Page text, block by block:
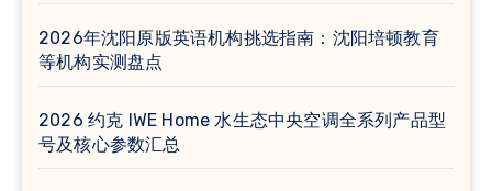
2026年沈阳原版英语机构挑选指南：沈阳培顿教育
等机构实测盘点
2026 约克 IWE Home 水生态中央空调全系列产品型
号及核心参数汇总